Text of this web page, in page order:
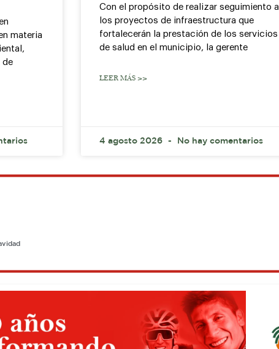
materia
de
Con el propósito de realizar seguimiento a
los proyectos de infraestructura que
fortalecerán la prestación de los servicios
de salud en el municipio, la gerente
LEER MÁS >>
4 agosto 2026 No hay comentarios